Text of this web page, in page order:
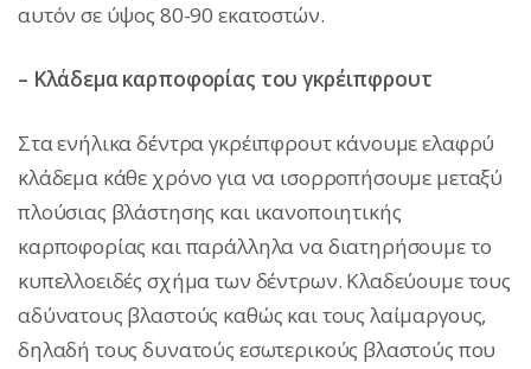
αυτόν σε ύψος 80-90 εκατοστών.
– Κλάδεμα καρποφορίας του γκρέιπφρουτ
Στα ενήλικα δέντρα γκρέιπφρουτ κάνουμε ελαφρύ
κλάδεμα κάθε χρόνο για να ισορροπήσουμε μεταξύ
πλούσιας βλάστησης και ικανοποιητικής
καρποφορίας και παράλληλα να διατηρήσουμε το
κυπελλοειδές σχήμα των δέντρων. Κλαδεύουμε τους
αδύνατους βλαστούς καθώς και τους λαίμαργους,
δηλαδή τους δυνατούς εσωτερικούς βλαστούς που